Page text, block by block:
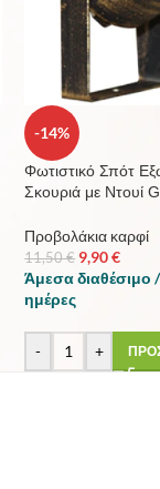
-14%
Φωτιστικό Σπότ
Σκουριά με Ντουί
Προβολάκια καρφί
11,50€ 9,90€
Άμεσα
ημέρες
- +